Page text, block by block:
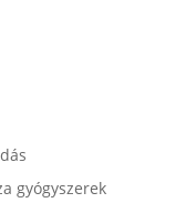
gyógyszerek